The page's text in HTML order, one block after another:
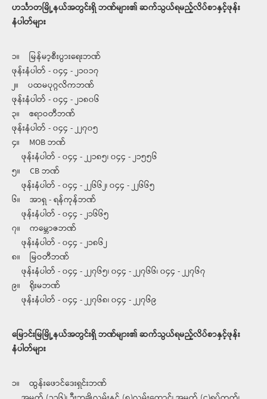
ဟင်္သာတမြို့နယ်အတွင်းရှိ ဘဏ်များ၏ ဆက်သွယ်ရမည့်လိပ်စာနှင့်ဖုန်း
နံပါတ်များ
၁။ မြန်မာ့စီးပွားရေးဘဏ်
ဖုန်းနံပါတ် - ၀၄၄ - ၂၁၀၁၇
၂။ ပထမပုဂ္ဂလိကဘဏ်
ဖုန်းနံပါတ် - ၀၄၄ - ၂၁၈၀၆
၃။ ဧရာဝတီဘဏ်
ဖုန်းနံပါတ် - ၀၄၄ - ၂၂၇၀၅
၄။ MOB ဘဏ်
ဖုန်းနံပါတ် - ၀၄၄ - ၂၂၁၈၅၊ ၀၄၄ - ၂၁၅၅၆
၅။ CB ဘဏ်
ဖုန်းနံပါတ် - ၀၄၄ - ၂၂၆၆၂၊ ၀၄၄ - ၂၂၆၆၅
၆။ အာရှ - ရန်ကုန်ဘဏ်
ဖုန်းနံပါတ် - ၀၄၄ - ၂၁၆၆၅
၇။ ကမ္ဘောဇဘဏ်
ဖုန်းနံပါတ် - ၀၄၄ - ၂၁၈၆၂
၈။ မြဝတီဘဏ်
ဖုန်းနံပါတ် - ၀၄၄ - ၂၂၇၆၅၊ ၀၄၄ - ၂၂၇၆၆၊ ၀၄၄ - ၂၂၇၆၇
၉။ ရိုးမဘဏ်
ဖုန်းနံပါတ် - ၀၄၄ - ၂၂၇၆၈၊ ၀၄၄ - ၂၂၇၆၉
မြောင်းမြမြို့နယ်အတွင်းရှိ ဘဏ်များ၏ ဆက်သွယ်ရမည့်လိပ်စာနှင့်ဖုန်း
နံပါတ်များ
၁။ ထွန်းဖောင်ဒေးရှင်းဘဏ်